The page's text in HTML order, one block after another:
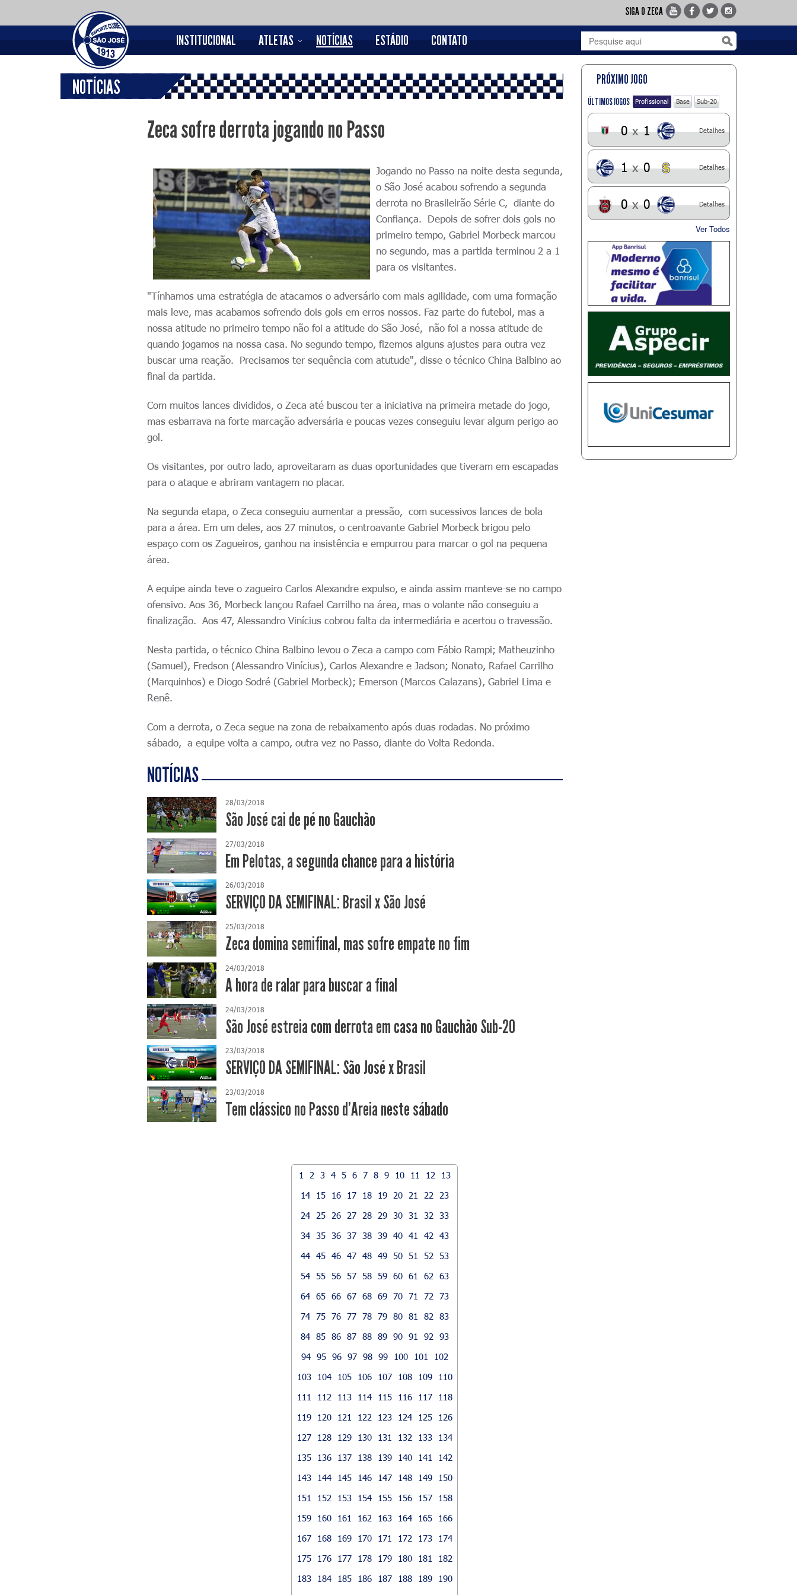
SIGA O ZECA
INSTITUCIONAL ATLETAS NOTÍCIAS ESTÁDIO CONTATO
NOTÍCIAS
Zeca sofre derrota jogando no Passo
Jogando no Passo na noite desta segunda,
o São José acabou sofrendo a segunda
derrota no Brasileirão Série C, diante do
Confiança. Depois de sofrer dois gols no
primeiro tempo, Gabriel Morbeck marcou
no segundo, mas a partida terminou 2 a 1
para os visitantes.
"Tínhamos uma estratégia de atacamos o adversário com mais agilidade, com uma formação
mais leve, mas acabamos sofrendo dois gols em erros nossos. Faz parte do futebol, mas a
nossa atitude no primeiro tempo não foi a atitude do São José, não foi a nossa atitude de
quando jogamos na nossa casa. No segundo tempo, fizemos alguns ajustes para outra vez
buscar uma reação. Precisamos ter sequência com atutude", disse o técnico China Balbino ao
final da partida.
Com muitos lances divididos, o Zeca até buscou ter a iniciativa na primeira metade do jogo,
mas esbarrava na forte marcação adversária e poucas vezes conseguiu levar algum perigo ao
gol.
Os visitantes, por outro lado, aproveitaram as duas oportunidades que tiveram em escapadas
para o ataque e abriram vantagem no placar.
Na segunda etapa, o Zeca conseguiu aumentar a pressão, com sucessivos lances de bola
para a área. Em um deles, aos 27 minutos, o centroavante Gabriel Morbeck brigou pelo
espaço com os Zagueiros, ganhou na insistência e empurrou para marcar o gol na pequena
área.
A equipe ainda teve o zagueiro Carlos Alexandre expulso, e ainda assim manteve-se no campo
ofensivo. Aos 36, Morbeck lançou Rafael Carrilho na área, mas o volante não conseguiu a
finalização. Aos 47, Alessandro Vinícius cobrou falta da intermediária e acertou o travessão.
Nesta partida, o técnico China Balbino levou o Zeca a campo com Fábio Rampi; Matheuzinho
(Samuel), Fredson (Alessandro Vinícius), Carlos Alexandre e Jadson; Nonato, Rafael Carrilho
(Marquinhos) e Diogo Sodré (Gabriel Morbeck); Emerson (Marcos Calazans), Gabriel Lima e
Renê.
Com a derrota, o Zeca segue na zona de rebaixamento após duas rodadas. No próximo
sábado, a equipe volta a campo, outra vez no Passo, diante do Volta Redonda.
NOTÍCIAS
28/03/2018
São José cai de pé no Gauchão
27/03/2018
Em Pelotas, a segunda chance para a história
26/03/2018
SERVIÇO DA SEMIFINAL: Brasil x São José
25/03/2018
Zeca domina semifinal, mas sofre empate no fim
24/03/2018
A hora de ralar para buscar a final
24/03/2018
São José estreia com derrota em casa no Gauchão Sub-20
23/03/2018
SERVIÇO DA SEMIFINAL: São José x Brasil
23/03/2018
Tem clássico no Passo d'Areia neste sábado
1 2 3 4 5 6 7 8 9 10 11 12
13
14
15 16 17 18 19 20 21 22
23
24
25 26 27 28 29 30 31 32
33
34 35 36 37 38 39 40 41 42
43
44 45 46 47 48 49 50 51 52
53
54 55 56 57 58 59 60 61 62
63
64 65 66 67 68 69 70 71 72
73
74 75 76 77 78 79 80 81 82
83
84 85 86 87 88 89 90 91 92
93
94 95 96 97 98 99 100 101
102
103
104 105 106 107 108 109
110
111
112 113 114 115 116 117
118
119
120 121 122 123 124 125
126
127
128 129 130 131 132 133
134
135
136 137 138 139 140 141
142
143
144 145 146 147 148 149
150
151
152 153 154 155 156 157
158
159
160 161 162 163 164 165
166
167
168 169 170 171 172 173
174
175
176 177 178 179 180 181
182
183
184 185 186 187 188 189
190
PRÓXIMO JOGO
ÚLTIMOS JOGOS Profissional Base Sub-20
0 x 1 Detalhes
1 x 0 Detalhes
0 x 0 Detalhes
Ver Todos